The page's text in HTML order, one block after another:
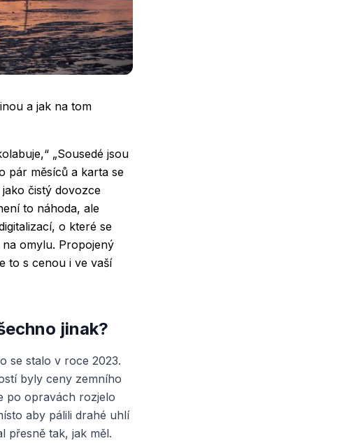
a jak na tom
„Sousedé jsou
pár měsíců a karta se
čistý dovozce
to náhoda, ale
o které se
omylu. Propojený
to s cenou i ve vaší
jinak?
se stalo v roce 2023.
byly ceny zemního
po opravách rozjelo
aby pálili drahé uhlí
přesně tak, jak měl.